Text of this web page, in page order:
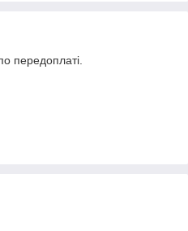
передоплаті.